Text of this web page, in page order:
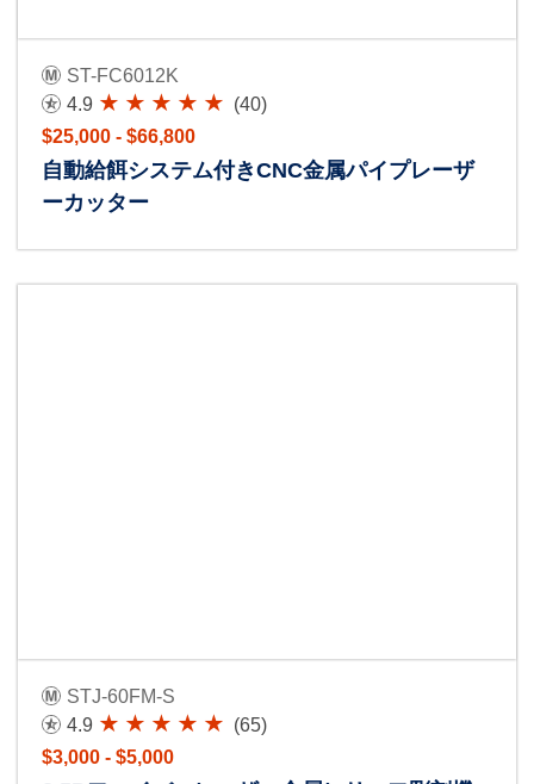
ST-FC6012K
4.9
(40)
$25,000 - $66,800
自動給餌システム付きCNC金属パイプレーザ
ーカッター
STJ-60FM-S
4.9
(65)
$3,000 - $5,000